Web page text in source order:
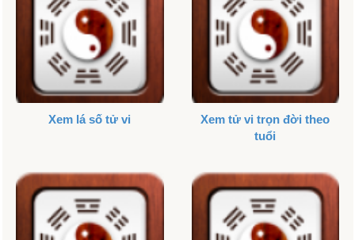
Xem lá số tử vi
Xem tử vi trọn đời theo
tuổi